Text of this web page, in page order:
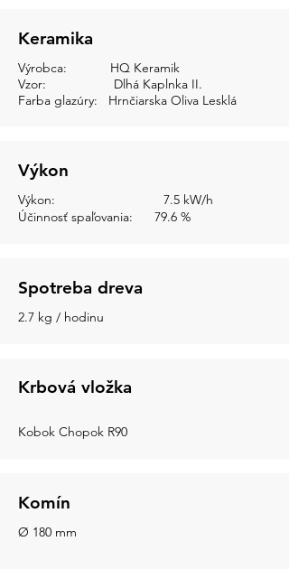
Keramika
Výrobca: HQ Keramik
Vzor:
Dlhá Kaplnka II.
Farba glazúry: Hrnčiarska Oliva Lesklá
Výkon
Výkon: 7.5 kW/h
Účinnosť spaľovania: 79.6 %
Spotreba dreva
2.7 kg / hodinu
Krbová vložka
Kobok Chopok R90
Komín
Ø 180 mm